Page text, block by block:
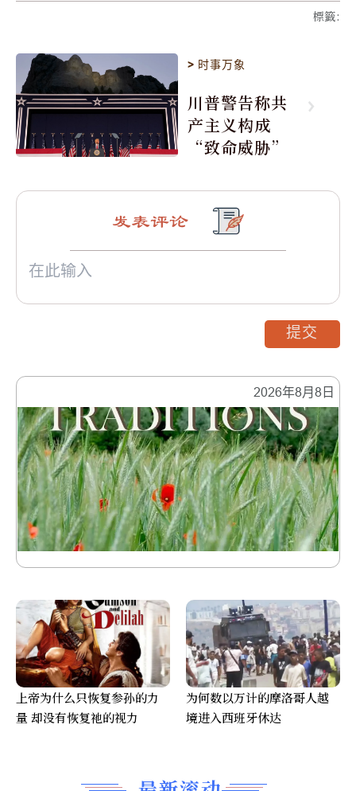
標籤:
> 时事万象
川普警告称共
产主义构成
“致命威胁”
2026年8月8日
发表评论
提交
上帝为什么只恢复参孙的力
量 却没有恢复祂的视力
为何数以万计的摩洛哥人越
境进入西班牙休达